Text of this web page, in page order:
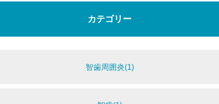
カテゴリー
智歯周囲炎(1)